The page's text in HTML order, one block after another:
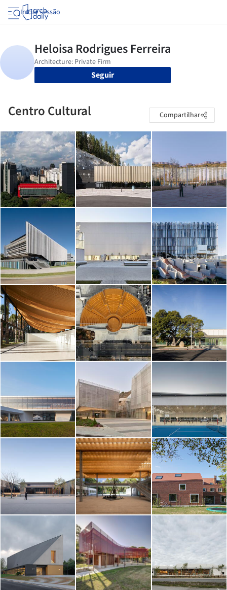
Iniciar sessão
Seguir
Centro Cultural Compartilhar